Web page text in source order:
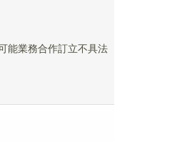
能業務合作訂立不具法